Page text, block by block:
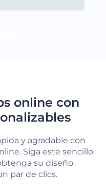
online con
y agradable con
Siga este sencillo
su diseño
par de clics.